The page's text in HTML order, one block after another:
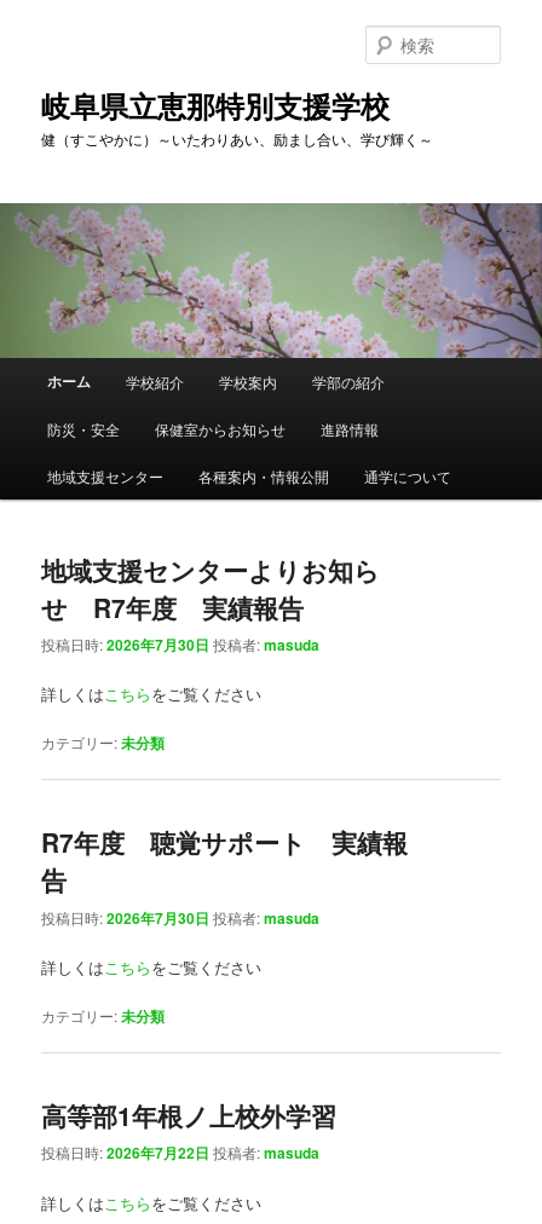
岐阜県立恵那特別支援学校
健（すこやかに）～いたわりあい、励まし合い、学び輝く～
索
ュ
メ
イ
ン
テ
ン
ツ
移
サ
ブ
コ
ン
ツ
へ
動
ホーム 学校紹介 学校案内 学部の紹介
防災・安全 保健室からお知らせ 進路情報
地域支援センター 各種案内・情報公開 通学について
地域支援センターよりお知ら
せ R7年度 実績報告
投稿日時:2026年7月30日 投稿者:masuda
詳しくはこちらをご覧ください
カテゴリー:未分類
R7年度 聴覚サポート 実績報
告
投稿日時:2026年7月30日 投稿者:masuda
詳しくは こちらをご覧ください
カテゴリー:未分類
高等部1年根ノ上校外学習
投稿日時:2026年7月22日 投稿者:masuda
詳しくは こちらをご覧ください